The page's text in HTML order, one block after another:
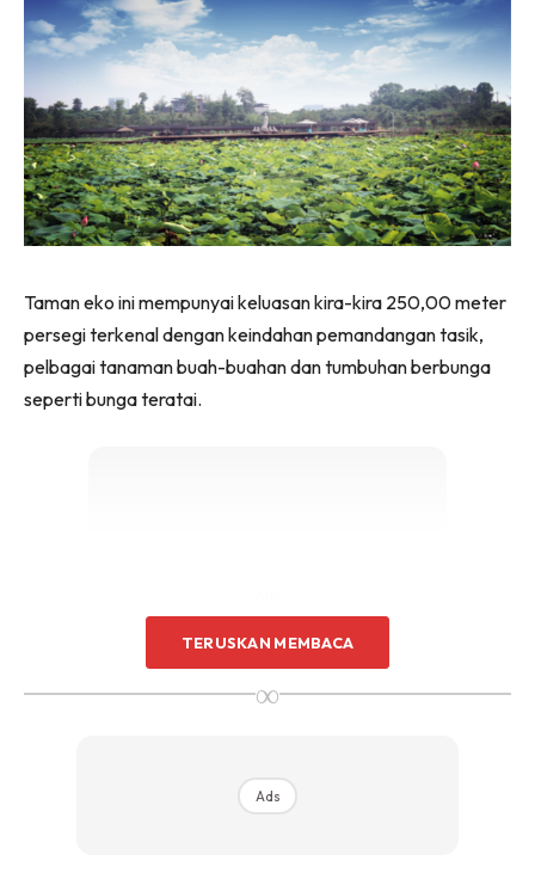
Taman eko ini mempunyai keluasan kira-kira 250,00 meter
persegi terkenal dengan keindahan pemandangan tasik,
pelbagai tanaman buah-buahan dan tumbuhan berbunga
seperti bunga teratai.
Longqiao Cultural & Ecological Park sebelum ini ditutup
TERUSKAN MEMBACA
∞
Ads